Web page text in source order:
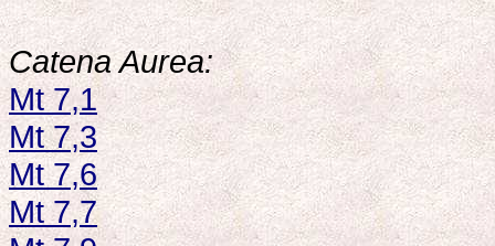
Catena Aurea:
Mt 7,1
Mt 7,3
Mt 7,6
Mt 7,7